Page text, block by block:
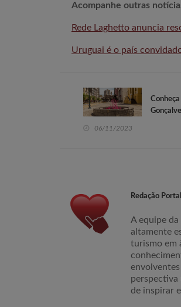
Acompanhe outras
Rede Laghetto anuncia
Uruguai é o país
Conheça
06/11/2023
Redação
A equipe
altamente
turismo em
perspectiva
de inspirar